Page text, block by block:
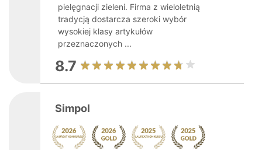
pielęgnacji zieleni. Firma z wieloletnią
tradycją dostarcza szeroki wybór
wysokiej klasy artykułów
przeznaczonych ...
8.7
Simpol